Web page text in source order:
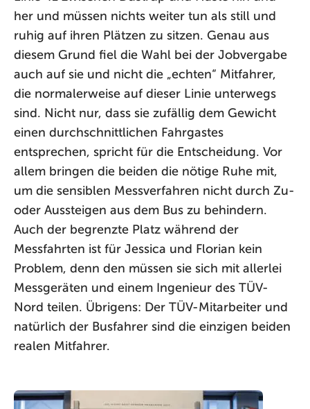
her und müssen nichts weiter tun als still und
ruhig auf ihren Plätzen zu sitzen. Genau aus
diesem Grund fiel die Wahl bei der Jobvergabe
auch auf sie und nicht die „echten“ Mitfahrer,
die normalerweise auf dieser Linie unterwegs
sind. Nicht nur, dass sie zufällig dem Gewicht
einen durchschnittlichen Fahrgastes
entsprechen, spricht für die Entscheidung. Vor
allem bringen die beiden die nötige Ruhe mit,
um die sensiblen Messverfahren nicht durch Zu-
oder Aussteigen aus dem Bus zu behindern.
Auch der begrenzte Platz während der
Messfahrten ist für Jessica und Florian kein
Problem, denn den müssen sie sich mit allerlei
Messgeräten und einem Ingenieur des TÜV-
Nord teilen. Übrigens: Der TÜV-Mitarbeiter und
natürlich der Busfahrer sind die einzigen beiden
realen Mitfahrer.